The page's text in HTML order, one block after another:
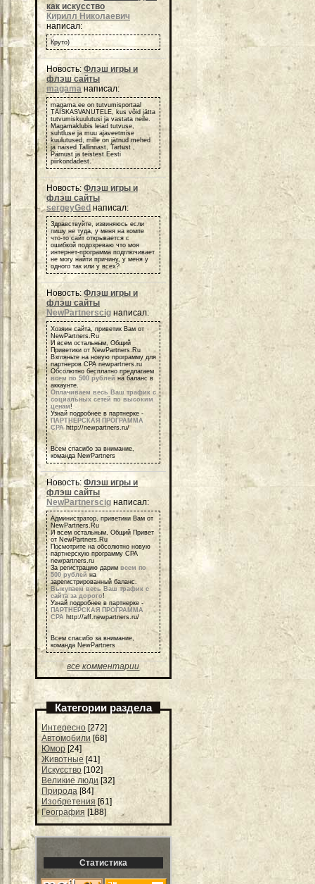
как искусство
Кирилл Николаевич
написал:
Круто)
Новость: Флэш игры и
флэш сайты
magama написал:
magama.ee on tutvumisportaal
TÄISKASVANUTELE, kus võid jätta
tutvumiskuulutusi ja vastata neile.
Magamaklubis leiad tutvuse,
suhtluse ja muu ajaveetmise
kuulutused, mille on jätnud mehed
ja naised Tallinnast, Tartust ,
Pärnust ja teistest Eesti
piirkondadest.
Новость: Флэш игры и
флэш сайты
sergeyGedнаписал:
Здравствуйте, извиняюсь если
пишу не туда, у меня на компе
что-то сайт открывается с
ошибкой подозреваю что моя
интернет-программа подглючивает
не могу найти причину, у меня у
одного так или у всех?
Новость:Флэш игры и
флэш сайты
NewPartnerscig написал:
Хозяин сайта, приветик Вам от
NewPartners.Ru
И всем остальным, Общий
Приветики от NewPartners.Ru
Взгляньте на новую программу для
партнеров СРА newpartners.ru
Обсолютно бесплатно предлагаем
всем по 500 рублей на баланс в
аккаунте.
Оплачиваем весь Ваш трафик с
социальных сетей по высоким
ценам!
Узнай подробнее в партнерке -
ПАРТНЕРСКАЯ ПРОГРАММА
СРАhttp://newpartners.ru/
Всем спасибо за внимание,
команда NewPartners
Новость: Флэш игры и
флэш сайты
NewPartnerscig написал:
Администратор, приветики Вам от
NewPartners.Ru
И всем остальным, Общий Привет
от NewPartners.Ru
Посмотрите на обсолютно новую
партнерскую программу СРА
newpartners.ru
За регистрацию дарим всем по
500 рублей на
зарегистрированный баланс.
Выкупаем весь Ваш трафик с
сайта за дорого!
Узнай подробнее в партнерке -
ПАРТНЕРСКАЯ ПРОГРАММА
СРА http://aff.newpartners.ru/
Всем спасибо за внимание,
команда NewPartners
все комментарии
Категории раздела
Интересно [272]
Автомобили [68]
Юмор [24]
Животные [41]
Искусство [102]
Великие люди [32]
Природа [84]
Изобретения [61]
География [188]
Статистика